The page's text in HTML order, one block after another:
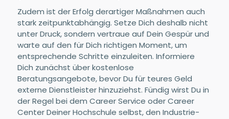
Zudem ist der Erfolg derartiger Maßnahmen auch
stark zeitpunktabhängig. Setze Dich deshalb nicht
unter Druck, sondern vertraue auf Dein Gespür und
warte auf den für Dich richtigen Moment, um
entsprechende Schritte einzuleiten. Informiere
Dich zunächst über kostenlose
Beratungsangebote, bevor Du für teures Geld
externe Dienstleister hinzuziehst. Fündig wirst Du in
der Regel bei dem Career Service oder Career
Center Deiner Hochschule selbst, den Industrie-